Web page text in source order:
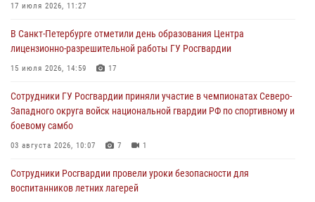
06 августа 2026, 07:30
В Выборгском районе наряд Росгвардии обнаружил
разыскиваемый преступный автотранспорт
05 августа 2026, 12:25 2
Петербургские росгвардейцы обнаружили объявленный в розыск
автомобиль, ранее использовавшийся при совершении кражи в
Ленобласти
04 августа 2026, 14:05
17 июля 2026, 11:27
В Санкт-Петербурге отметили день образования Центра
лицензионно-разрешительной работы ГУ Росгвардии
15 июля 2026, 14:59 17
Сотрудники ГУ Росгвардии приняли участие в чемпионатах Северо-
Западного округа войск национальной гвардии РФ по спортивному и
боевому самбо
03 августа 2026, 10:07 7 1
Сотрудники Росгвардии провели уроки безопасности для
воспитанников летних лагерей